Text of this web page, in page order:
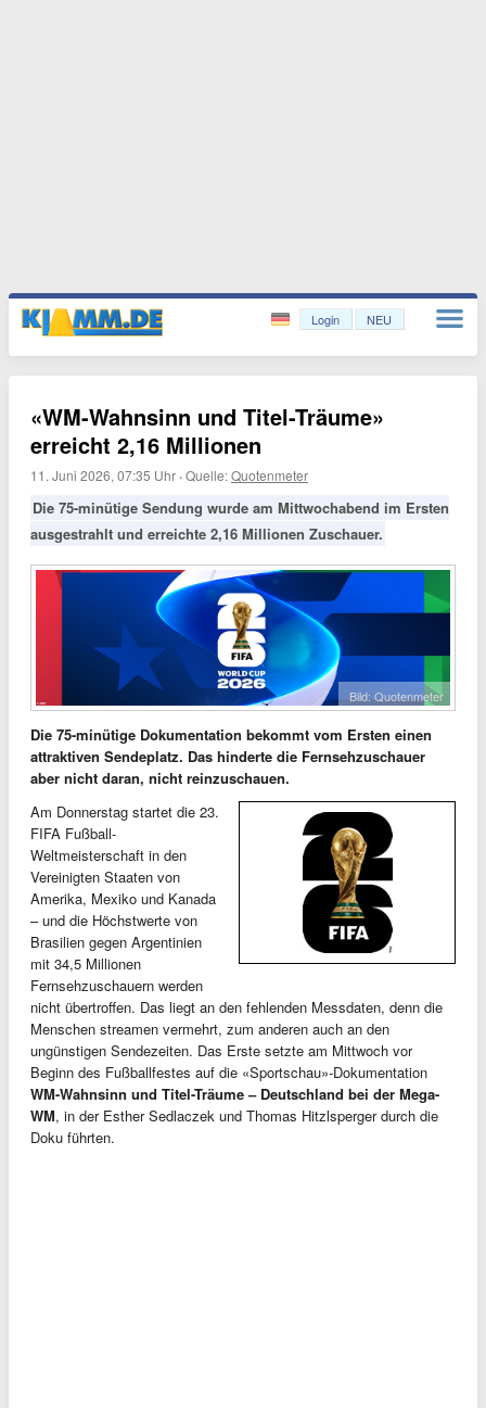
Login NEU
«WM-Wahnsinn und Titel-Träume»
erreicht 2,16 Millionen
11. Juni 2026, 07:35 Uhr ·Quelle:Quotenmeter
Die 75-minütige Sendung wurde am Mittwochabend im Ersten
ausgestrahlt und erreichte 2,16 Millionen Zuschauer.
Bild: Quotenmeter
Die 75-minütige Dokumentation bekommt vom Ersten einen
attraktiven Sendeplatz. Das hinderte die Fernsehzuschauer
aber nicht daran, nicht reinzuschauen.
Am Donnerstag startet die 23.
FIFA Fußball-
Weltmeisterschaft in den
Vereinigten Staaten von
Amerika, Mexiko und Kanada
– und die Höchstwerte von
Brasilien gegen Argentinien
mit 34,5 Millionen
Fernsehzuschauern werden
nicht übertroffen. Das liegt an den fehlenden Messdaten, denn die
Menschen streamen vermehrt, zum anderen auch an den
ungünstigen Sendezeiten. Das Erste setzte am Mittwoch vor
Beginn des Fußballfestes auf die «Sportschau»-Dokumentation
WM-Wahnsinn und Titel-Träume – Deutschland bei der Mega-
WM, in der Esther Sedlaczek und Thomas Hitzlsperger durch die
Doku führten.